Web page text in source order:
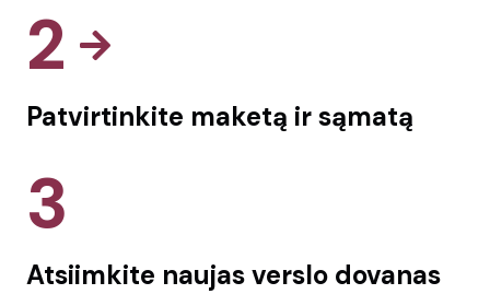
2
Patvirtinkite maketą ir sąmatą
3
Atsiimkite naujas verslo dovanas